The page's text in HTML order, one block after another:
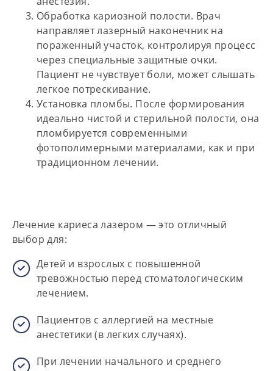
Обработка кариозной полости. Врач
направляет лазерный наконечник на
пораженный участок, контролируя процесс
через специальные защитные очки.
Пациент не чувствует боли, может слышать
легкое потрескивание.
Установка пломбы. После формирования
идеально чистой и стерильной полости, она
пломбируется современными
фотополимерными материалами, как и при
традиционном лечении.
Лечение кариеса лазером — это отличный
выбор для:
Детей и взрослых с повышенной
тревожностью перед стоматологическим
лечением.
Пациентов с аллергией на местные
анестетики (в легких случаях).
При лечении начального и среднего